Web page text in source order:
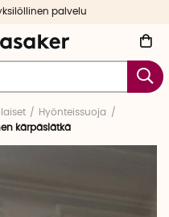
palvelu
Hyönteissuoja
kärpäslätkä